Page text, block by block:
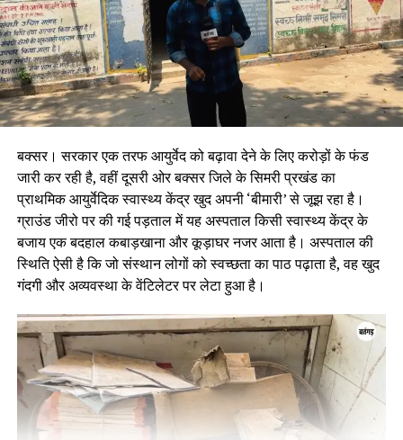
बक्सर। सरकार एक तरफ आयुर्वेद को बढ़ावा देने के लिए करोड़ों के फंड
जारी कर रही है, वहीं दूसरी ओर बक्सर जिले के सिमरी प्रखंड का
प्राथमिक आयुर्वेदिक स्वास्थ्य केंद्र खुद अपनी ‘बीमारी’ से जूझ रहा है।
ग्राउंड जीरो पर की गई पड़ताल में यह अस्पताल किसी स्वास्थ्य केंद्र के
बजाय एक बदहाल कबाड़खाना और कूड़ाघर नजर आता है। अस्पताल की
स्थिति ऐसी है कि जो संस्थान लोगों को स्वच्छता का पाठ पढ़ाता है, वह खुद
गंदगी और अव्यवस्था के वेंटिलेटर पर लेटा हुआ है।